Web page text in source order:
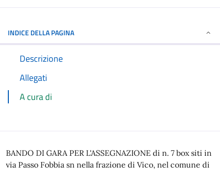
INDICE DELLA PAGINA
Descrizione
Allegati
A cura di
BANDO DI GARA PER L'ASSEGNAZIONE di n. 7 box siti in
via Passo Fobbia sn nella frazione di Vico, nel comune di